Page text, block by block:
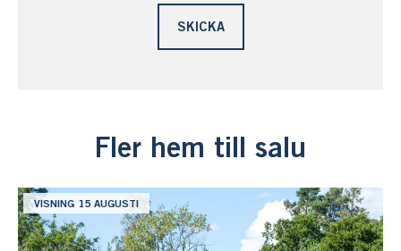
Fler hem till salu
VISNING 15 AUGUSTI